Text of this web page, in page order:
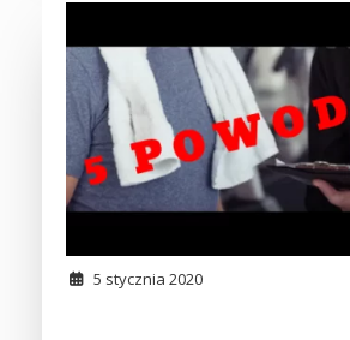
5 stycznia 2020